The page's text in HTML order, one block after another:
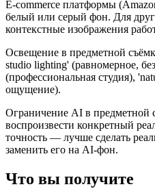
E-commerce платформы
белый или серый фон. Для
контекстные изображения
Освещение в предметной
studio lighting' (равномерное,
(профессиональная студия),
ощущение).
Ограничение AI в предметной
воспроизвести конкретный
точность — лучше сделать
заменить его на AI-фон.
Что вы получите